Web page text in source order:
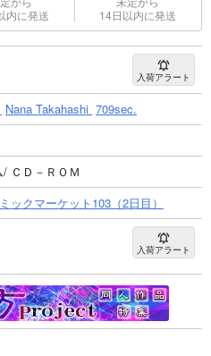
内に発送
14日以内に発送
入荷アラート
Nana Takahashi 709sec.
ＣＤ－ＲＯＭ
クマーケット103（2日目）
入荷アラート